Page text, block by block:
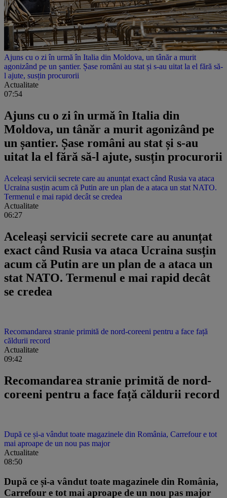
Ajuns cu o zi în urmă în Italia din Moldova, un tânăr a murit
agonizând pe un șantier. Șase români au stat și s-au uitat la el fără să-
l ajute, susțin procurorii
Actualitate
07:54
Ajuns cu o zi în urmă în Italia din
Moldova, un tânăr a murit agonizând pe
un șantier. Șase români au stat și s-au
uitat la el fără să-l ajute, susțin procurorii
Aceleași servicii secrete care au anunțat exact când Rusia va ataca
Ucraina susțin acum că Putin are un plan de a ataca un stat NATO.
Termenul e mai rapid decât se credea
Actualitate
06:27
Aceleași servicii secrete care au anunțat
exact când Rusia va ataca Ucraina susțin
acum că Putin are un plan de a ataca un
stat NATO. Termenul e mai rapid decât
se credea
Recomandarea stranie primită de nord-coreeni pentru a face față
căldurii record
Actualitate
09:42
Recomandarea stranie primită de nord-
coreeni pentru a face față căldurii record
După ce și-a vândut toate magazinele din România, Carrefour e tot
mai aproape de un nou pas major
Actualitate
08:50
După ce și-a vândut toate magazinele din România,
Carrefour e tot mai aproape de un nou pas major